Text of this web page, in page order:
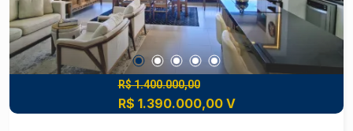
R$ 1.400.000,00
R$ 1.390.000,00 V